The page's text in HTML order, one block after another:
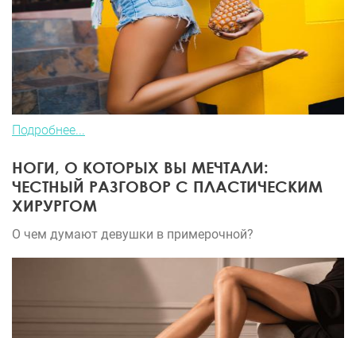
Подробнее...
НОГИ, О КОТОРЫХ ВЫ МЕЧТАЛИ:
ЧЕСТНЫЙ РАЗГОВОР С ПЛАСТИЧЕСКИМ
ХИРУРГОМ
О чем думают девушки в примерочной?